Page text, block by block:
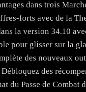
dans trois
forts avec de la
la version 34.10
pour glisser sur la
des nouveaux
des
du Passe de